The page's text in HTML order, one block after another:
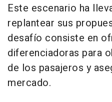
Este escenario ha
replantear sus
desafío consiste en
diferenciadoras para
de los pasajeros y
mercado.